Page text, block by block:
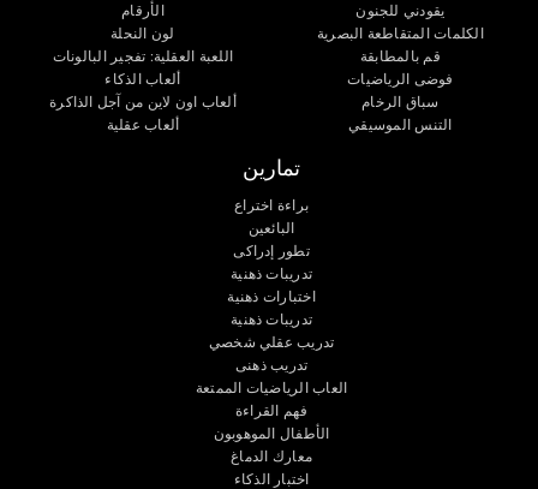
يقودني للجنون
الكلمات المتقاطعة البصرية
قم بالمطابقة
فوضى الرياضيات
سباق الرخام
التنس الموسيقي
الأرقام
لون النحلة
اللعبة العقلية: تفجير البالونات
ألعاب الذكاء
ألعاب اون لاين من آجل الذاكرة
ألعاب عقلية
تمارين
براءة اختراع
البائعين
تطور إدراكى
تدريبات ذهنية
اختبارات ذهنية
تدريبات ذهنية
تدريب عقلي شخصي
تدريب ذهنى
العاب الرياضيات الممتعة
فهم القراءة
الأطفال الموهوبون
معارك الدماغ
اختبار الذكاء